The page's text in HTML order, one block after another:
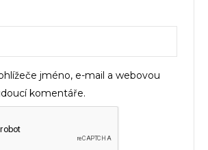
jméno, e-mail a webovou
komentáře.